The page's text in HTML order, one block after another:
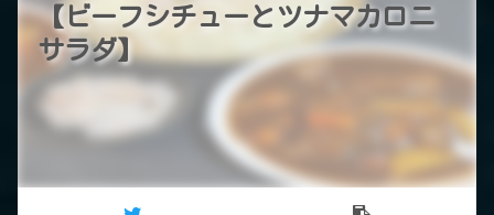
【ビーフシチューとツナマカロニ
サラダ】